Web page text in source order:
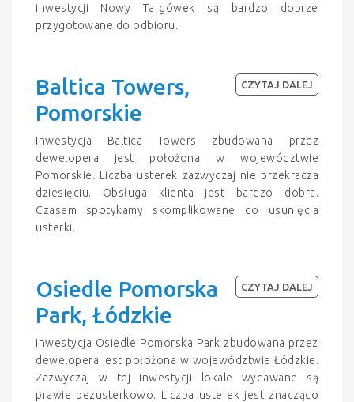
inwestycji Nowy Targówek są bardzo dobrze
przygotowane do odbioru.
Baltica Towers,
Pomorskie
Inwestycja Baltica Towers zbudowana przez
dewelopera jest położona w województwie
Pomorskie. Liczba usterek zazwyczaj nie przekracza
dziesięciu. Obsługa klienta jest bardzo dobra.
Czasem spotykamy skomplikowane do usunięcia
usterki.
CZYTAJ DALEJ
Osiedle Pomorska
Park, Łódzkie
Inwestycja Osiedle Pomorska Park zbudowana przez
dewelopera jest położona w województwie Łódzkie.
Zazwyczaj w tej inwestycji lokale wydawane są
prawie bezusterkowo. Liczba usterek jest znacząco
CZYTAJ DALEJ